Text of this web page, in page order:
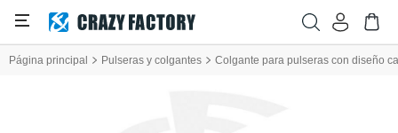
Página principal Pulseras y colgantes Colgante para pulseras con diseño